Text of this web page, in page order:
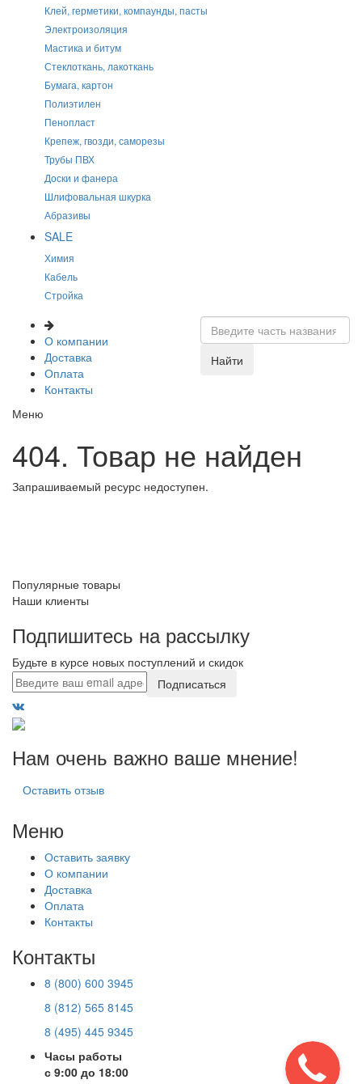
Клей, герметики, компаунды, пасты
Электроизоляция
Мастика и битум
Стеклоткань, лакоткань
Бумага, картон
Полиэтилен
Пенопласт
Крепеж, гвозди, саморезы
Трубы ПВХ
Доски и фанера
Шлифовальная шкурка
Абразивы
SALE
Химия
Кабель
Стройка
О компании
Доставка
Оплата
Контакты
Найти
Меню
404. Товар не найден
Запрашиваемый ресурс недоступен.
Популярные товары
Наши клиенты
Подпишитесь на рассылку
Будьте в курсе новых поступлений и скидок
Подписаться
Нам очень важно ваше мнение!
Оставить отзыв
Меню
Оставить заявку
О компании
Доставка
Оплата
Контакты
Контакты
8 (800) 600 3945
8 (812) 565 8145
8 (495) 445 9345
Часы работы
с 9:00 до 18:00